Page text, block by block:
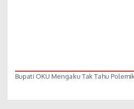
Bupati OKU Mengaku Tak Tahu